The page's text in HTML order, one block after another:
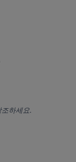
하세요.